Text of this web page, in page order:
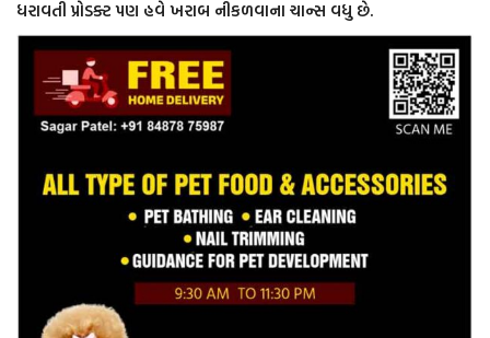
ધરાવતી પ્રોડક્ટ પણ હવે ખરાબ નીકળવાના ચાન્સ વધુ છે.